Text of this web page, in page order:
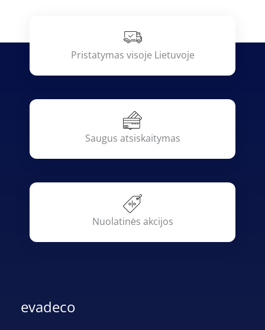
Pristatymas visoje Lietuvoje
Saugus atsiskaitymas
Nuolatinės akcijos
evadeco